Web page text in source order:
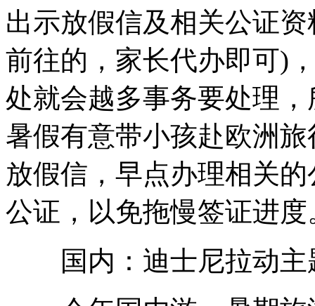
出示放假信及相关公证
前往的，家长代办即可)
处就会越多事务要处理
暑假有意带小孩赴欧洲
放假信，早点办理相关
公证，以免拖慢签证进度
国内：迪士尼拉动主